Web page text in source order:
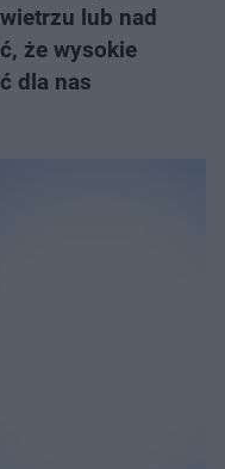
lub nad
że wysokie
dla nas